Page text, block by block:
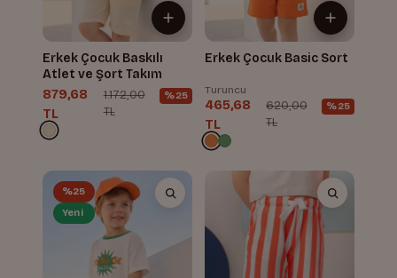
Erkek Çocuk Baskılı
Atlet ve Şort Takım
879,68
TL
1.172,00
TL
%25
Erkek Çocuk Basic Sort
Turuncu
465,68
TL
620,00
TL
%25
%25
Yeni